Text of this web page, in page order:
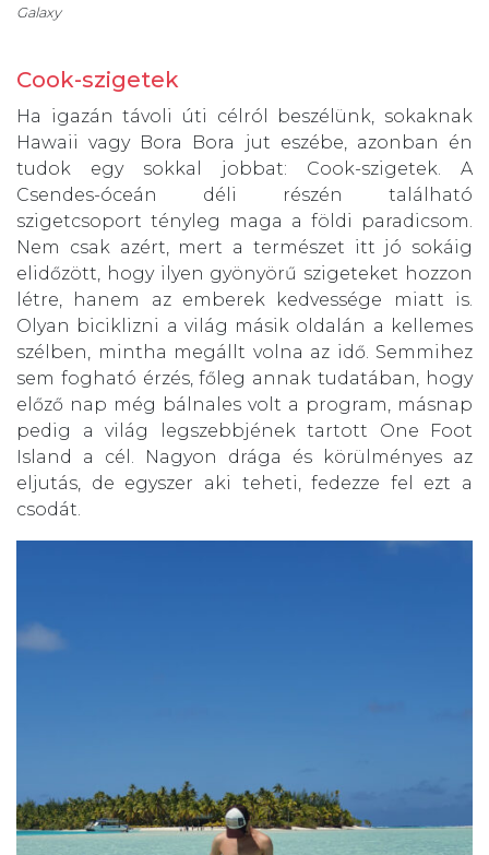
Galaxy
Cook-szigetek
Ha igazán távoli úti célról beszélünk, sokaknak
Hawaii vagy Bora Bora jut eszébe, azonban én
tudok egy sokkal jobbat: Cook-szigetek. A
Csendes-óceán déli részén található
szigetcsoport tényleg maga a földi paradicsom.
Nem csak azért, mert a természet itt jó sokáig
elidőzött, hogy ilyen gyönyörű szigeteket hozzon
létre, hanem az emberek kedvessége miatt is.
Olyan biciklizni a világ másik oldalán a kellemes
szélben, mintha megállt volna az idő. Semmihez
sem fogható érzés, főleg annak tudatában, hogy
előző nap még bálnales volt a program, másnap
pedig a világ legszebbjének tartott One Foot
Island a cél. Nagyon drága és körülményes az
eljutás, de egyszer aki teheti, fedezze fel ezt a
csodát.